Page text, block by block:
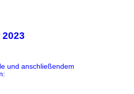
und anschließendem